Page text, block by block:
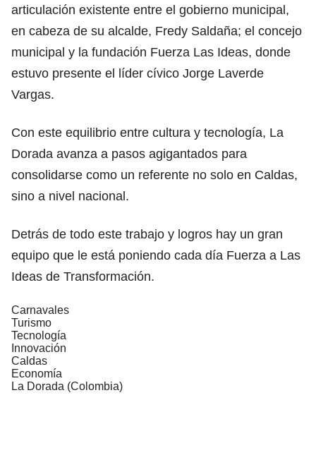
articulación existente entre el gobierno municipal,
en cabeza de su alcalde, Fredy Saldaña; el concejo
municipal y la fundación Fuerza Las Ideas, donde
estuvo presente el líder cívico Jorge Laverde
Vargas.
Con este equilibrio entre cultura y tecnología, La
Dorada avanza a pasos agigantados para
consolidarse como un referente no solo en Caldas,
sino a nivel nacional.
Detrás de todo este trabajo y logros hay un gran
equipo que le está poniendo cada día Fuerza a Las
Ideas de Transformación.
Carnavales
Turismo
Tecnología
Innovación
Caldas
Economía
La Dorada (Colombia)